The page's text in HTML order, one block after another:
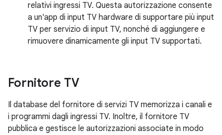
relativi ingressi TV. Questa autorizzazione consente
a un'app di input TV hardware di supportare più input
TV per servizio di input TV, nonché di aggiungere e
rimuovere dinamicamente gli input TV supportati.
Fornitore TV
Il database del fornitore di servizi TV memorizza i canali e
i programmi dagli ingressi TV. Inoltre, il fornitore TV
pubblica e gestisce le autorizzazioni associate in modo